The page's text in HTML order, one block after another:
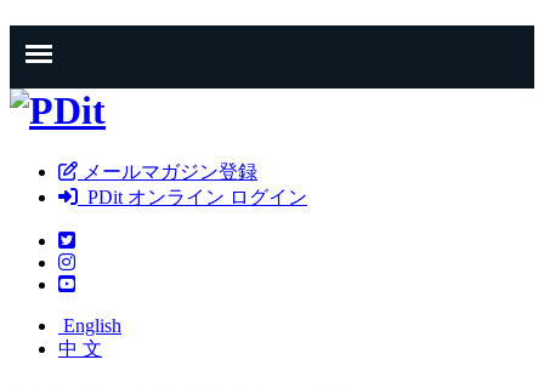
メールマガジン登録
PDit オンライン ログイン
English
中 文